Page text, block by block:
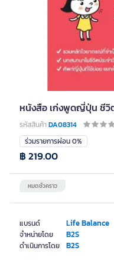
หนังสือ เก่งพูดญี่ปุ่น ชีวิ
รหัสสินค้าDA08314
แบรนด์ Life Balance
จำหน่ายโดย B2S
ดำเนินการโดย B2S
ร่วมรายการผ่อน 0%
หมดชั่วคราว
฿ 219.00